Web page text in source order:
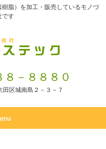
脂）を加工・販売しているモノづ
です
－８８８０
区城南島２－３－７